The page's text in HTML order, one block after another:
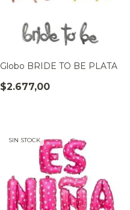
Globo BRIDE TO BE PLATA
$2.677,00
SIN STOCK